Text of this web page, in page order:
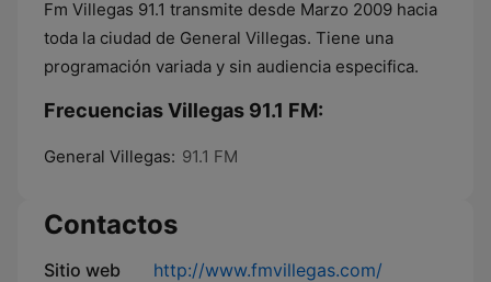
Fm Villegas 91.1 transmite desde Marzo 2009 hacia
toda la ciudad de General Villegas. Tiene una
programación variada y sin audiencia especifica.
Frecuencias Villegas 91.1 FM:
General Villegas: 91.1 FM
Contactos
Sitio web http://www.fmvillegas.com/